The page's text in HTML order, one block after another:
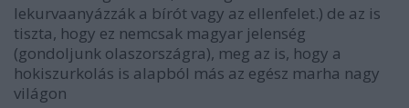
lekurvaanyázzák a bírót vagy az ellenfelet.) de az is
tiszta, hogy ez nemcsak magyar jelenség
(gondoljunk olaszországra), meg az is, hogy a
hokiszurkolás is alapból más az egész marha nagy
világon